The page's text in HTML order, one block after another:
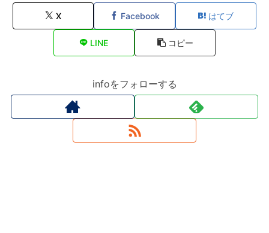
X Facebook はてブ
LINE コピー
infoをフォローする